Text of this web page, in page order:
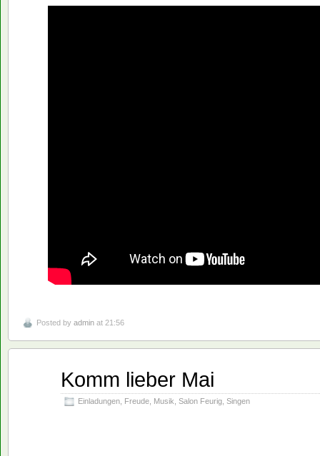
Posted by admin at 21:56
Komm lieber Mai
Einladungen Freude Musik Salon Feurig Singen